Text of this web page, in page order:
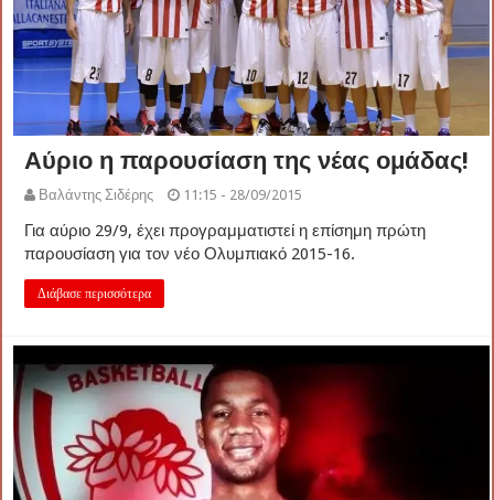
Αύριο η παρουσίαση της νέας ομάδας!
Βαλάντης Σιδέρης 11:15 - 28/09/2015
Για αύριο 29/9, έχει προγραμματιστεί η επίσημη πρώτη
παρουσίαση για τον νέο Ολυμπιακό 2015-16.
Διάβασε περισσότερα